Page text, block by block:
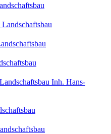
Inh. Hans-